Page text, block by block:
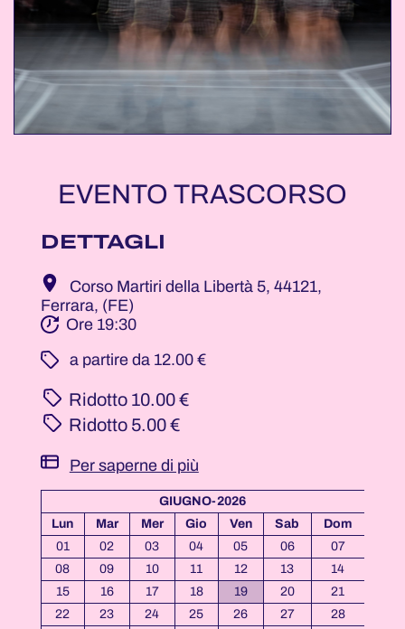
EVENTO TRASCORSO
DETTAGLI
Corso Martiri della Libertà 5, 44121,
Ferrara, (FE)
Ore 19:30
­ a partire da 12.00 €
Ridotto 10.00 €
Ridotto 5.00 €
Per saperne di più
GIUGNO-2026
Lun
Mar Mer Gio Ven Sab
Dom
01
02 03 04 05 06
07
08
09 10 11 12 13
14
15
16 17 18 19 20
21
22
23 24 25 26 27
28